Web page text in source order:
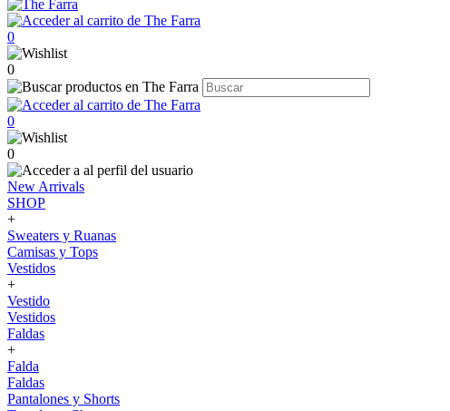
0
0
0
0
New Arrivals
SHOP
+
Sweaters y Ruanas
Camisas y Tops
Vestidos
+
Vestido
Vestidos
Faldas
+
Falda
Faldas
Pantalones y Shorts